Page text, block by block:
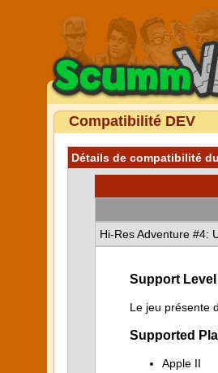
Compatibilité DEV
Détails de compatibilité
Hi-Res Adventure #4:
Support Level
Le jeu présente
Supported
Apple II